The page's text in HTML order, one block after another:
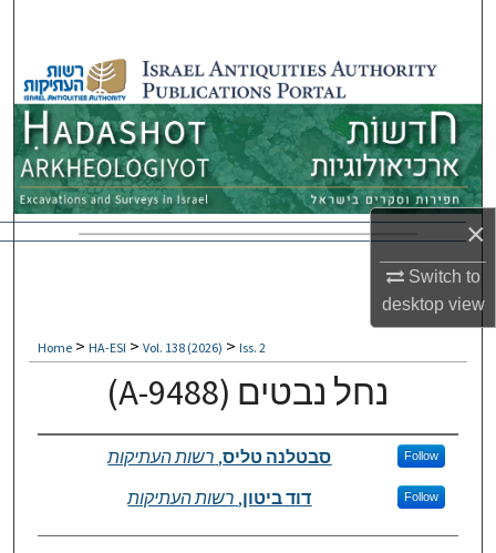
×
Switch to
desktopview
Browse Collections
My Account
About
Digital Commons Network™
Home > HA-ESI > Vol. 138 (2026) > Iss. 2
(A-9488) נחל נבטים
סבטלנה טליס, רשות העתיקות Follow
דוד ביטון, רשות העתיקות Follow